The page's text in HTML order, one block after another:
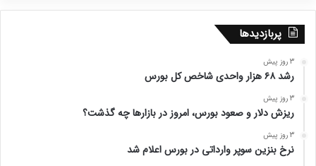
پربازدیدها
3 روز پیش
رشد ۶۸ هزار واحدی شاخص کل بورس
3 روز پیش
ریزش دلار و صعود بورس، امروز در بازارها چه گذشت؟
3 روز پیش
نرخ بنزین سوپر وارداتی در بورس اعلام شد